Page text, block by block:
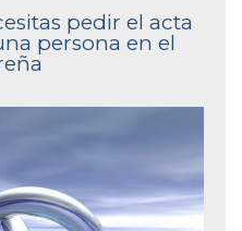
pedir el acta
persona en el